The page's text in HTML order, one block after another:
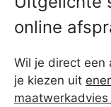
online
Wil je direct een
je kiezen uit